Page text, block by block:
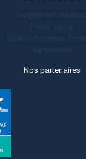
Règlement
Projet social
Égalité hommes-
Agréments
Nos partenaires